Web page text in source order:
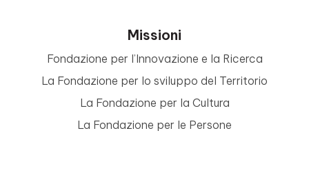
Missioni
Fondazione per l’Innovazione e la Ricerca
La Fondazione per lo sviluppo del Territorio
La Fondazione per la Cultura
La Fondazione per le Persone